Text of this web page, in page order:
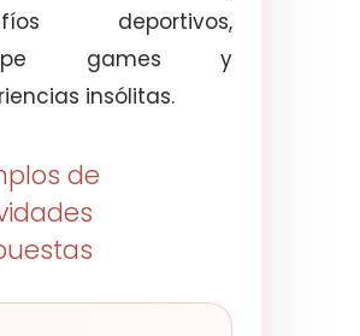
deportivos,
games y
insólitas.
de